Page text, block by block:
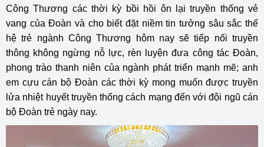
Công Thương các thời kỳ bồi hồi ôn lại truyền thống vẻ
vang của Đoàn và cho biết đặt niềm tin tưởng sâu sắc thế
hệ trẻ ngành Công Thương hôm nay sẽ tiếp nối truyền
thông không ngừng nỗ lực, rèn luyện đưa công tác Đoàn,
phong trào thanh niên của ngành phát triển mạnh mẽ; anh
em cựu cán bộ Đoàn các thời kỳ mong muốn được truyền
lửa nhiệt huyết truyền thống cách mạng đến với đội ngũ cán
bộ Đoàn trẻ ngày nay.